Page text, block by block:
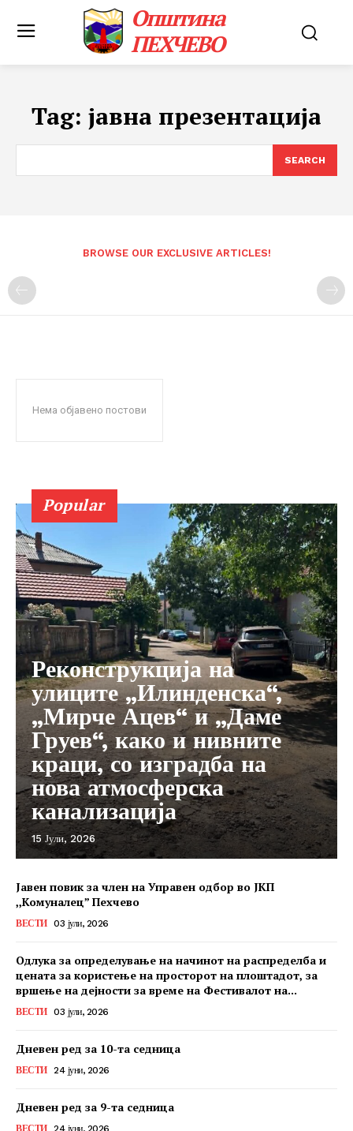
Општина
ПЕХЧЕВО
Tag: јавна презентација
SEARCH
BROWSE OUR EXCLUSIVE ARTICLES!
Нема објавено постови
Popular
Реконструкција на
улиците „Илинденска“,
„Мирче Ацев“ и „Даме
Груев“, како и нивните
краци, со изградба на
нова атмосферска
канализација
15 Јули, 2026
Јавен повик за член на Управен одбор во ЈКП
,,Комуналец” Пехчево
ВЕСТИ 03 јули, 2026
Одлука за определување на начинот на распределба и
цената за користење на просторот на плоштадот, за
вршење на дејности за време на Фестивалот на...
ВЕСТИ 03 јули, 2026
Дневен ред за 10-та седница
ВЕСТИ 24 јуни, 2026
Дневен ред за 9-та седница
ВЕСТИ 24 јуни, 2026